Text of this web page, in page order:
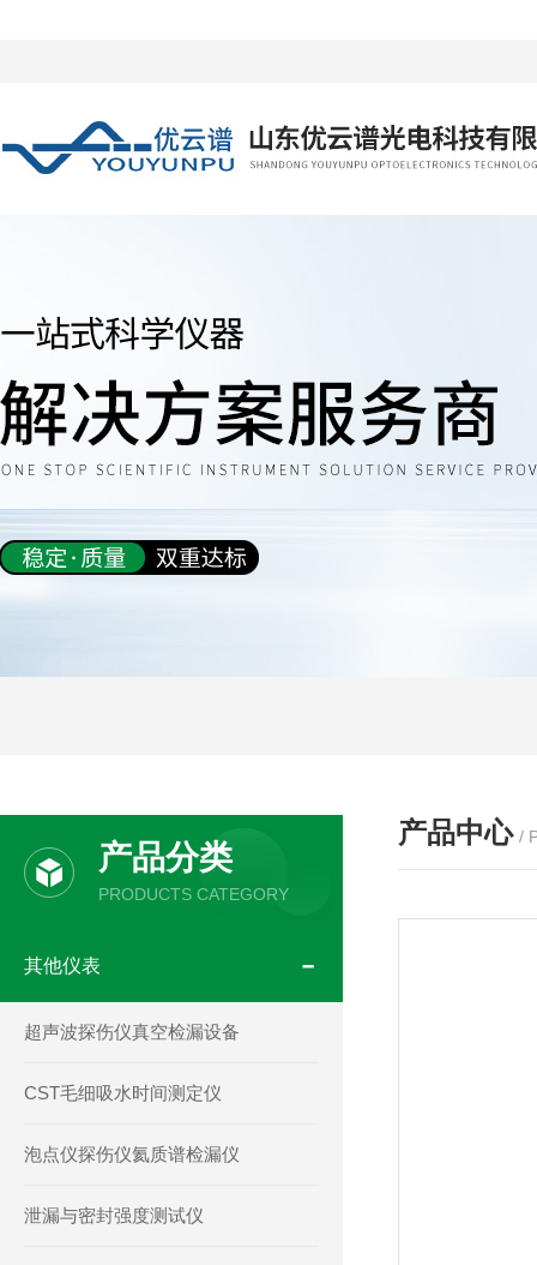
产品中心 /
产品分类
PRODUCTS CATEGORY
其他仪表
超声波探伤仪真空检漏设备
CST毛细吸水时间测定仪
泡点仪探伤仪氦质谱检漏仪
泄漏与密封强度测试仪